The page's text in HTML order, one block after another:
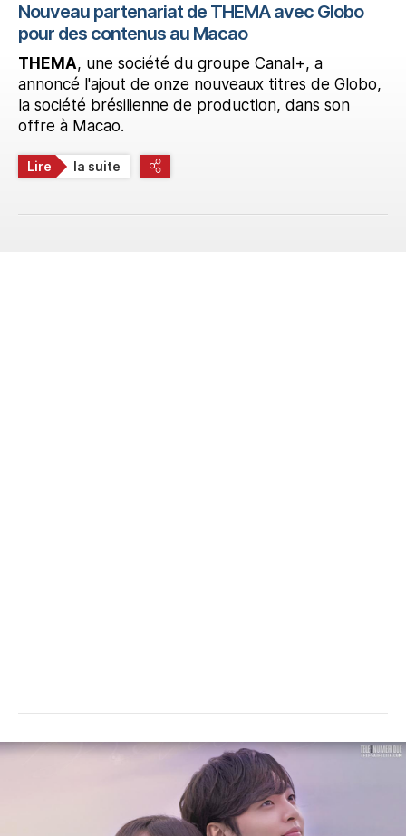
Nouveau partenariat de THEMA avec Globo
pour des contenus au Macao
THEMA, une société du groupe Canal+, a
annoncé l'ajout de onze nouveaux titres de Globo,
la société brésilienne de production, dans son
offre à Macao.
Lire la suite